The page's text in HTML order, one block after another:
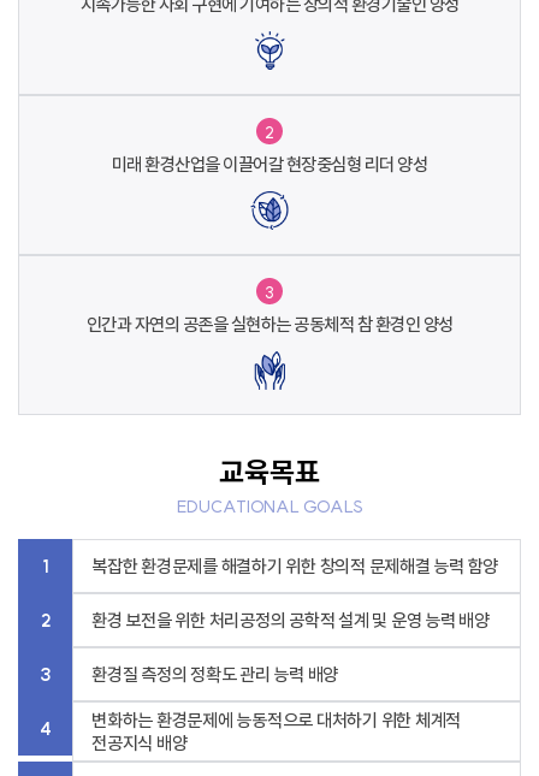
2
미래 환경산업을 이끌어갈현장중심형 리더 양성
3
인간과 자연의 공존을 실현하는 공동체적참 환경인 양성
교육목표
EDUCATIONAL GOALS
1 복잡한 환경문제를 해결하기 위한 창의적 문제해결 능력 함양
2 환경 보전을 위한 처리공정의 공학적 설계 및 운영 능력 배양
3 환경질 측정의 정확도 관리 능력 배양
4
변화하는 환경문제에 능동적으로 대처하기 위한 체계적
전공지식 배양